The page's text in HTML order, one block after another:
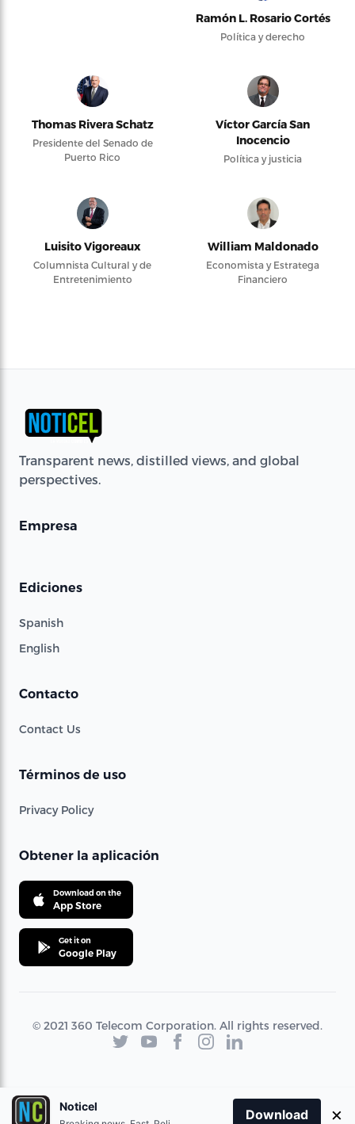
Ramón L. Rosario Cortés
Política y derecho
Thomas Rivera Schatz
Presidente del Senado de
Puerto Rico
Víctor García San
Inocencio
Política y justicia
Luisito Vigoreaux
Columnista Cultural y de
Entretenimiento
William Maldonado
Economista y Estratega
Financiero
Transparent news, distilled views, and global
perspectives.
Empresa
Ediciones
Spanish
English
Contacto
Contact Us
Términos de uso
Privacy Policy
Obtener la aplicación
Download on the
App Store
Get it on
Google Play
© 2021 360 Telecom Corporation. All rights reserved.
Noticel
Download ×